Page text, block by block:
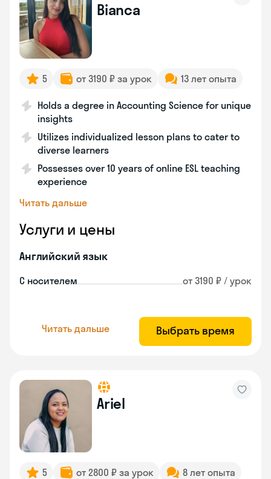
Bianca
5 от 3190 ₽ за урок 13 лет опыта
Holds a degree in Accounting Science for unique
insights
Utilizes individualized lesson plans to cater to
diverse learners
Possesses over 10 years of online ESL teaching
experience
Читать дальше
Услуги и цены
Английский язык
С носителем от 3190 ₽ / урок
Читать дальше Выбрать время
Ariel
5 от 2800 ₽ за урок 8 лет опыта